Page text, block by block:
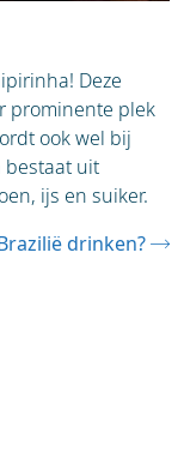
Deze
prominente plek
ook wel bij
bestaat uit
ijs en suiker.
drinken?